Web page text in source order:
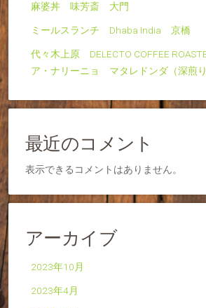
麻婆丼 味芳斎 大門
ミールスランチ Dhaba India 京橋
代々木上原 DELECTO COFFEE
ア・ナリーニョ マタレドンダ（深煎り
最近のコメント
表示できるコメントはありません。
アーカイブ
2023年10月
2023年4月